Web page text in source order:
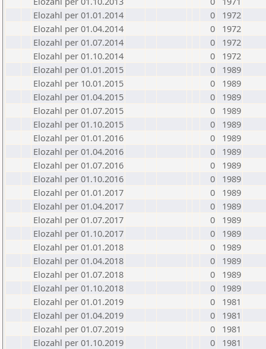
Elozahl per 01.01.2014
0
1972
Elozahl per 01.04.2014
0
1972
Elozahl per 01.07.2014
0
1972
Elozahl per 01.10.2014
0
1972
Elozahl per 01.01.2015
0
1989
Elozahl per 10.01.2015
0
1989
Elozahl per 01.04.2015
0
1989
Elozahl per 01.07.2015
0
1989
Elozahl per 01.10.2015
0
1989
Elozahl per 01.01.2016
0
1989
Elozahl per 01.04.2016
0
1989
Elozahl per 01.07.2016
0
1989
Elozahl per 01.10.2016
0
1989
Elozahl per 01.01.2017
0
1989
Elozahl per 01.04.2017
0
1989
Elozahl per 01.07.2017
0
1989
Elozahl per 01.10.2017
0
1989
Elozahl per 01.01.2018
0
1989
Elozahl per 01.04.2018
0
1989
Elozahl per 01.07.2018
0
1989
Elozahl per 01.10.2018
0
1989
Elozahl per 01.01.2019
0
1981
Elozahl per 01.04.2019
0
1981
Elozahl per 01.07.2019
0
1981
Elozahl per 01.10.2019
0
1981